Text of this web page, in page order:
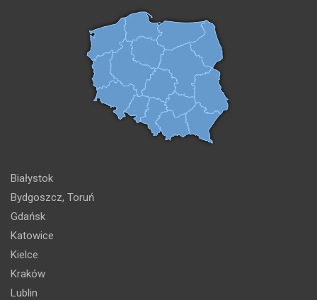
Białystok
Bydgoszcz, Toruń
Gdańsk
Katowice
Kielce
Kraków
Lublin